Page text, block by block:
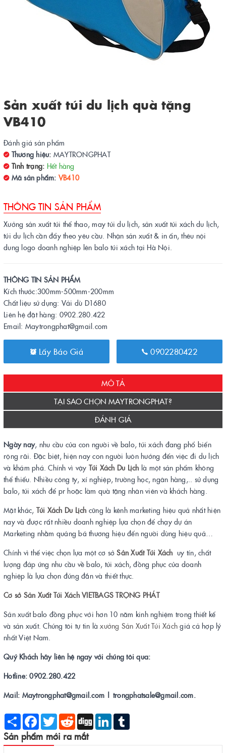
Sản xuất túi du lịch quà tặng
VB410
Đánh giá sản phẩm
Thương hiệu: MAYTRONGPHAT
Tình trạng: Hết hàng
Mã sản phẩm: VB410
THÔNG TIN SẢN PHẨM
Xưởng sản xuất túi thể thao, may túi du lịch, sản xuất túi xách du lịch,
túi du lịch cần đẩy theo yêu cầu. Nhận sản xuất & in ấn, thêu nội
dung logo doanh nghiệp lên balo túi xách tại Hà Nội.
THÔNG TIN SẢN PHẨM
Kích thước:300mm-500mm-200mm
Chất liệu sử dụng: Vải dù D1680
Liên hệ đặt hàng: 0902.280.422
Email: Maytrongphat@gmail.com
Lấy Báo Giá 0902280422
MÔ TẢ
TẠI SAO CHỌN MAYTRONGPHAT?
ĐÁNH GIÁ
Ngày nay, nhu cầu của con người về balo, túi xách đang phổ biến
rộng rãi. Đặc biệt, hiện nay con người luôn hướng đến việc đi du lịch
và khám phá. Chính vì vậy Túi Xách Du Lịch là một sản phẩm không
thể thiếu. Nhiều công ty, xí nghiệp, trường học, ngân hàng,.. sử dụng
balo, túi xách để pr hoặc làm quà tặng nhân viên và khách hàng.
Mặt khác, Túi Xách Du Lịch cũng là kênh marketing hiệu quả nhất hiện
nay và được rất nhiều doanh nghiệp lựa chọn để chạy dự án
Marketing nhằm quảng bá thương hiệu đến người dùng hiệu quả…
Chính vì thế việc chọn lựa một cơ sởSản Xuất Túi Xách uy tín, chất
lượng đáp ứng nhu cầu về balo, túi xách, đồng phục của doanh
nghiệp là lựa chọn đúng đắn và thiết thực.
Cơ sở Sản Xuất Túi Xách VIETBAGS TRỌNG PHÁT
Sản xuất balo đồng phục với hơn 10 năm kinh nghiệm trong thiết kế
và sản xuất. Chúng tôi tự tin làxưởng Sản Xuất Túi Xách giá cả hợp lý
nhất Việt Nam.
Quý Khách hãy liên hệ ngay với chúng tôi qua:
Hotline: 0902.280.422
Mail: Maytrongphat@gmail.com | trongphatsale@gmail.com.
Share Facebook
Twitter Reddit Digg LinkedIn
Sản phẩm mới ra mắt